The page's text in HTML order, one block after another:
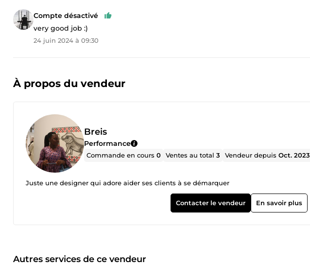
Compte désactivé
very good job :)
24 juin 2024 à 09:30
À propos du vendeur
Breis
Performance
Commande en cours0 Ventes au total3 Vendeur depuisOct. 2023
Juste une designer qui adore aider ses clients à se démarquer
Contacter le vendeur En savoir plus
Autres services de ce vendeur